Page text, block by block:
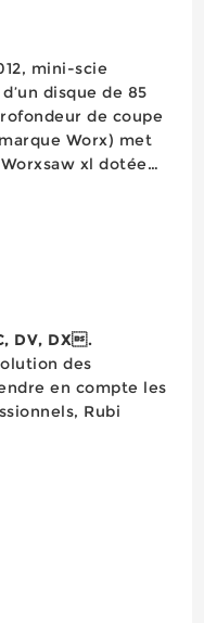
mini-scie
disque de 85
de coupe
Worx) met
xl dotée
DV, DX.
des
en compte les
Rubi